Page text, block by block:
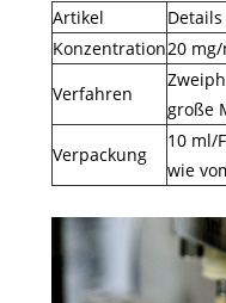
Artikel
Details
Konzentration20
Verfahren
große
Verpackung
10 ml/
wie